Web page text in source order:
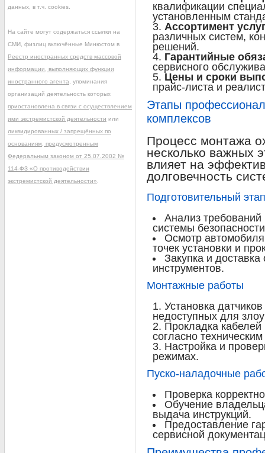
квалификации
установленным
Ассортимент
различных систем,
решений.
Гарантийные
сервисного
Цены и сроки
прайс-листа и
Этапы
комплексов
Процесс монтажа
несколько важных
влияет на
долговечность
Подготовительный этап
Анализ
системы
Осмотр
точек установки и
Закупка и
инструментов.
Монтажные работы
Установка
недоступных для
Прокладка
согласно
Настройка и
режимах.
Пуско-наладочные
Проверка
Обучение
выдача инструкций.
Предоставление
сервисной
данных, в т.ч. cookies.
На сайте могут содержаться ссылки на
СМИ, физлиц включённые Минюстом в
Реестр иностранных средств массовой
информации, выполняющих функции
иностранного агента , упоминания
организаций деятельность которых
приостановлена в связи с осуществлением
ими экстремистской деятельности или
ликвидированных / запрещённых по
основаниям, предусмотренным
Федеральным законом от 25.07.2002 №
114-ФЗ «О противодействии
экстремистской деятельности»